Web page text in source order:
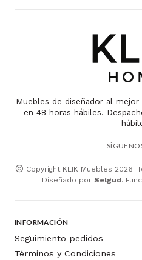
Muebles de diseñador al
en 48 horas hábiles.
Copyright KLIK Muebles 2026.
Diseñado por Selgud.
INFORMACIÓN
Seguimiento pedidos
Términos y Condiciones